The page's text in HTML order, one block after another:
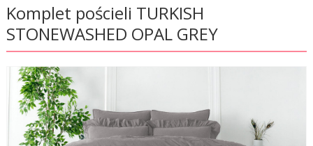
Komplet pościeli TURKISH
STONEWASHED OPAL GREY